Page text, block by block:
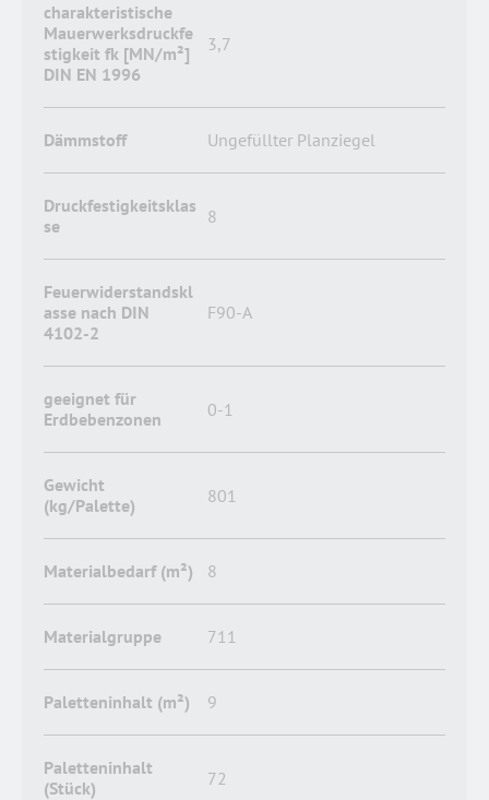
charakteristische
Mauerwerksdruckfe
stigkeit fk [MN/m²]
DIN EN 1996
3,7
Dämmstoff Ungefüllter Planziegel
Druckfestigkeitsklas
se
8
Feuerwiderstandskl
asse nach DIN
4102-2
F90-A
geeignet für
Erdbebenzonen
0-1
Gewicht
(kg/Palette)
801
Materialbedarf (m²) 8
Materialgruppe 711
Paletteninhalt (m²) 9
Paletteninhalt
(Stück)
72